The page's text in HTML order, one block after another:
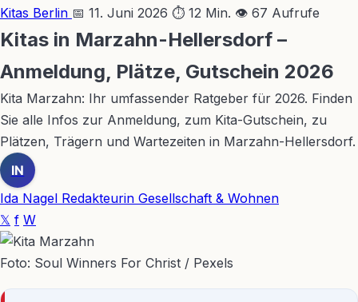
Kitas Berlin 📅 11. Juni 2026 ⏱ 12 Min. 👁 67 Aufrufe
Kitas in Marzahn-Hellersdorf –
Anmeldung, Plätze, Gutschein 2026
Kita Marzahn: Ihr umfassender Ratgeber für 2026. Finden
Sie alle Infos zur Anmeldung, zum Kita-Gutschein, zu
Plätzen, Trägern und Wartezeiten in Marzahn-Hellersdorf.
IN
Ida Nagel Redakteurin Gesellschaft & Wohnen
𝕏 f W
Foto: Soul Winners For Christ / Pexels